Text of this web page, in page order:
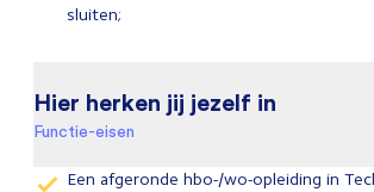
sluiten;
Hier herken jij jezelf in
Functie-eisen
Een afgeronde hbo-/wo-opleiding in